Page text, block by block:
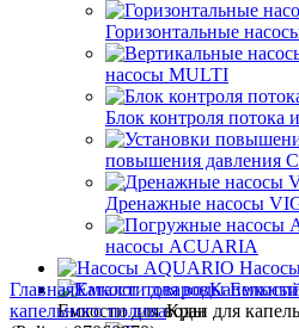
Горизонтальные
насосы MULTI
Блок контроля потока
повышения давления
Дренажные насосы
насосы ACUARIA
Емкости для воды
ГлавнаяКаталог товаров
капельного поливаКран для